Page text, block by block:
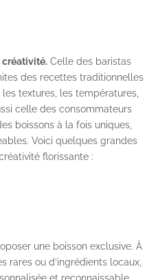
créativité. Celle des baristas
des recettes traditionnelles
textures, les températures,
celle des consommateurs
boissons à la fois uniques,
Voici quelques grandes
florissante :
une boisson exclusive. À
rares ou d’ingrédients locaux,